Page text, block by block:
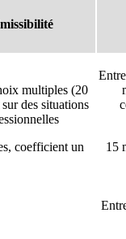
multiples (20
des situations
coefficient un
15